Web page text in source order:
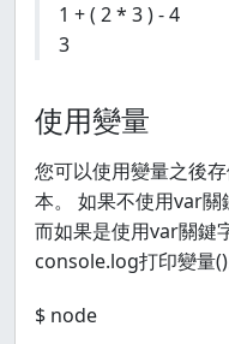
1 + ( 2 * 3 ) - 4
3
使用變量
您可以使用變量之後
本。 如果不使用var關
而如果是使用var關鍵
console.log打印變量()
$ node